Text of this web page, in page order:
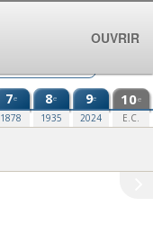
7e
1878
8e
1935
9e
2024
10e
E.C.
OUVRIR